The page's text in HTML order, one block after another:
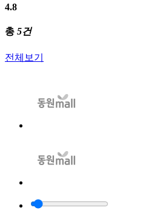
4.8
총 5건
전체보기